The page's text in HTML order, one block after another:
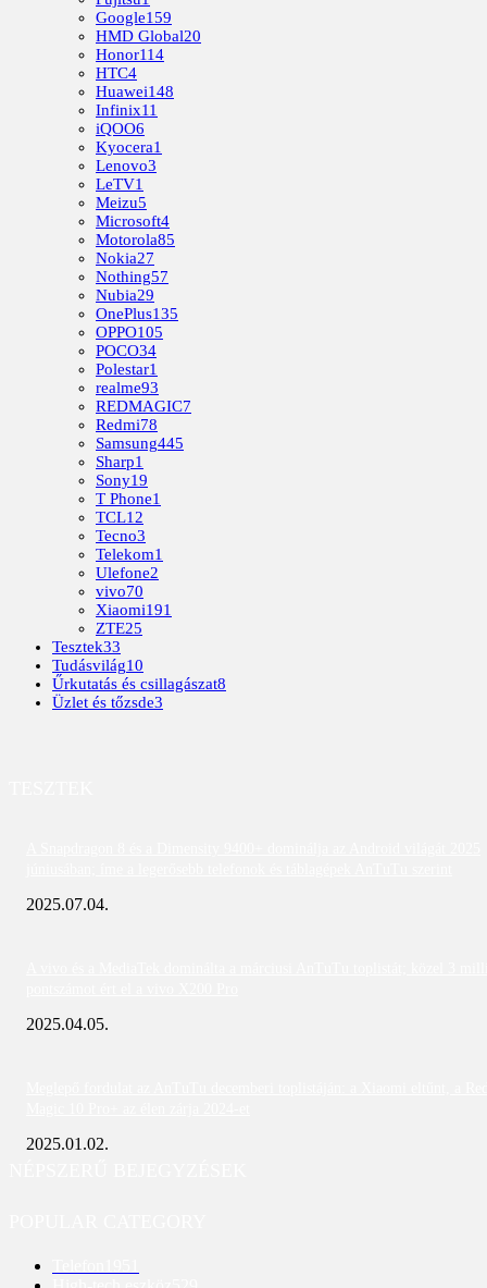
Google159
HMD Global20
Honor114
HTC4
Huawei148
Infinix11
iQOO6
Kyocera1
Lenovo3
LeTV1
Meizu5
Microsoft4
Motorola85
Nokia27
Nothing57
Nubia29
OnePlus135
OPPO105
POCO34
Polestar1
realme93
REDMAGIC7
Redmi78
Samsung445
Sharp1
Sony19
T Phone1
TCL12
Tecno3
Telekom1
Ulefone2
vivo70
Xiaomi191
ZTE25
Tesztek33
Tudásvilág10
Űrkutatás és csillagászat8
Üzlet és tőzsde3
2025.07.04.
2025.04.05.
2025.01.02.